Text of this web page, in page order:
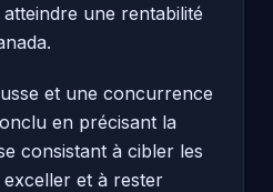
une rentabilité
et une concurrence
en précisant la
consistant à cibler les
et à rester